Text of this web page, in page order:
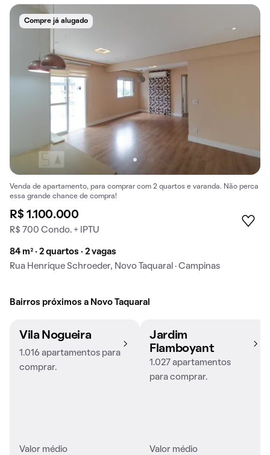
Compre já alugado
Venda de apartamento, para comprar com 2 quartos e varanda. Não perca
essa grande chance de compra!
R$ 1.100.000
R$ 700 Condo. + IPTU
84 m² · 2 quartos · 2 vagas
Rua Henrique Schroeder, Novo Taquaral · Campinas
Bairros próximos a Novo Taquaral
Vila Nogueira
1.016 apartamentos para
comprar.
Valor médio
Jardim
Flamboyant
1.027 apartamentos
para comprar.
Valor médio